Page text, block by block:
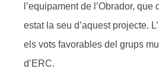
l’equipament de l’Obrador,
estat la seu d’aquest projecte.
els vots favorables del grups
d’ERC.